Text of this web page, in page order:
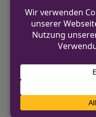
finden sich auf
der
Diebstahl von
Polizei